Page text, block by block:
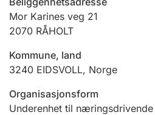
Jeger
Betaling og jegeravgiftskort
Ektepaktveileder
Mor Karines veg 21
2070 RÅHOLT
Kommune, land
3240 EIDSVOLL, Norge
Organisasjonsform
Underenhet til